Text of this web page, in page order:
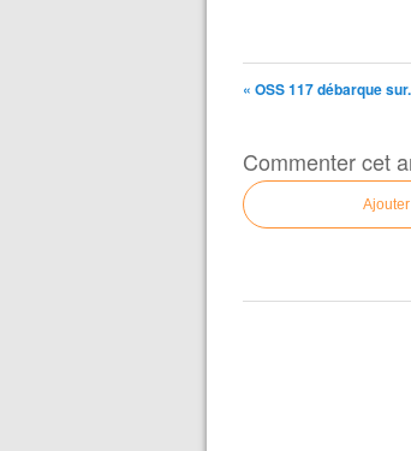
« OSS 117 débarque
Commenter cet